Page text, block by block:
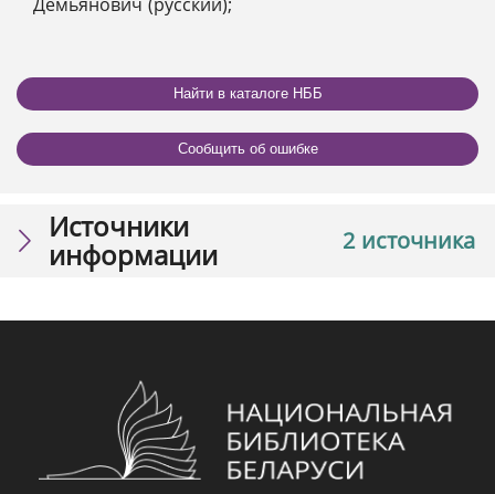
Найти в каталоге НББ
Сообщить об ошибке
2 источника
Источники
информации